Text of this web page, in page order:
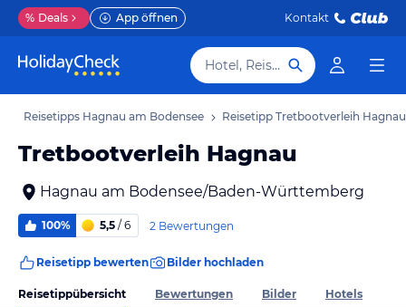
% Deals App öffnen Kontakt
Hotel, Reiseziel
Reisetipps Hagnau am Bodensee Reisetipp Tretbootverleih Hagnau
Tretbootverleih Hagnau
Hagnau am Bodensee/Baden-Württemberg
100% 5,5 / 6 2 Bewertungen
Reisetipp bewerten Bilder hochladen
Reisetippübersicht Bewertungen Bilder Hotels